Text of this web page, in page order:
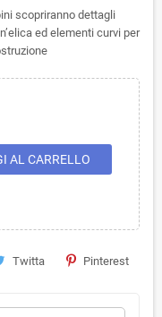
scopriranno dettagli
ed elementi curvi per
AL CARRELLO
Twitta Pinterest